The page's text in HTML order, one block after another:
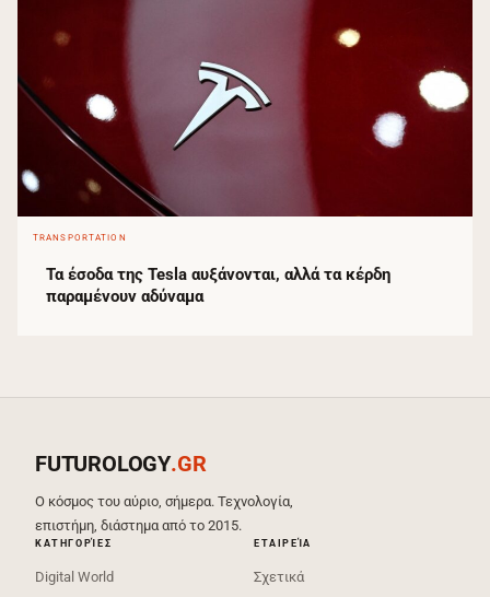
TRANSPORTATION
Τα έσοδα της Tesla αυξάνονται, αλλά τα κέρδη
παραμένουν αδύναμα
FUTUROLOGY.GR
Ο κόσμος του αύριο, σήμερα. Τεχνολογία,
επιστήμη, διάστημα από το 2015.
ΚΑΤΗΓΟΡΊΕΣ
Digital World
ΕΤΑΙΡΕΊΑ
Σχετικά